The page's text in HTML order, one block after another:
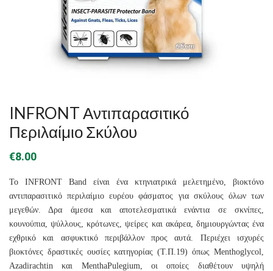
INFRONT Αντιπαρασιτικό
Περιλαίμιο Σκύλου
€8.00
To INFRONT Band είναι ένα κτηνιατρικά μελετημένο, βιοκτόνο
αντιπαρασιτικό περιλαίμιο ευρέου φάσματος για σκύλους όλων των
μεγεθών. Δρα άμεσα και αποτελεσματικά ενάντια σε σκνίπες,
κουνούπια, ψύλλους, κρότωνες, ψείρες και ακάρεα, δημιουργώντας ένα
εχθρικό και ασφυκτικό περιβάλλον προς αυτά. Περιέχει ισχυρές
βιοκτόνες δραστικές ουσίες κατηγορίας (Τ.Π.19) όπως Menthoglycol,
Azadirachtin και MenthaPulegium, οι οποίες διαθέτουν υψηλή